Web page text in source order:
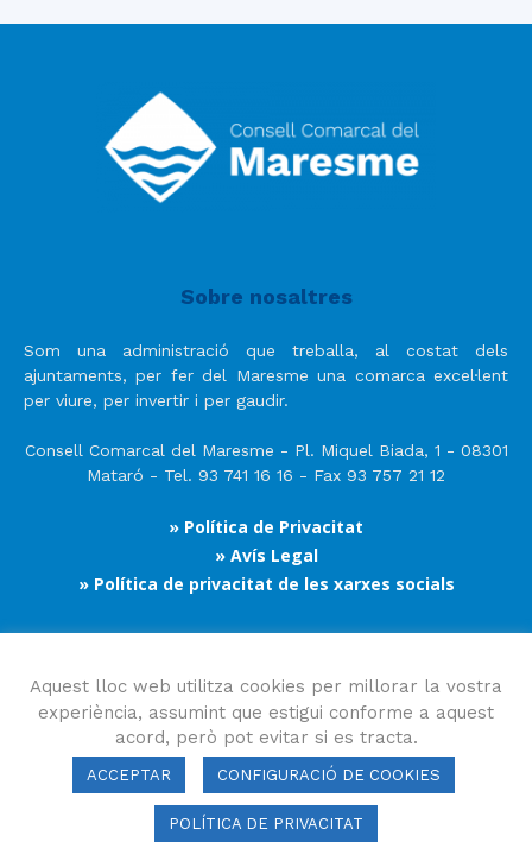
Sobre nosaltres
Som una administració que treballa, al costat dels
ajuntaments, per fer del Maresme una comarca excel·lent
per viure, per invertir i per gaudir.
Consell Comarcal del Maresme - Pl. Miquel Biada, 1 - 08301
Mataró - Tel. 93 741 16 16 - Fax 93 757 21 12
» Política de Privacitat
» Avís Legal
» Política de privacitat de les xarxes socials
Segueix-nos
Consell Comarcal del Maresme 2023 Copyright © Tots els drets
Aquest lloc web utilitza cookies per millorar la vostra
experiència, assumint que estigui conforme a aquest
acord, però pot evitar si es tracta.
ACCEPTAR CONFIGURACIÓ DE COOKIES
POLÍTICA DE PRIVACITAT